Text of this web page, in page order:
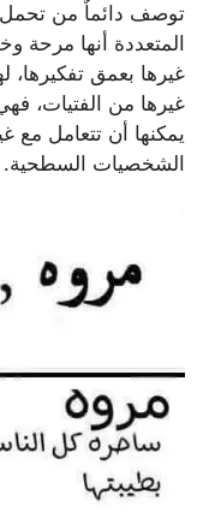
توصف دائماٌ من تحمل
المتعددة أنها مرحة
غيرها بعمق تفكيرها،
غيرها من الفتيات،
يمكنها أن تتعامل
الشخصيات السطحية.